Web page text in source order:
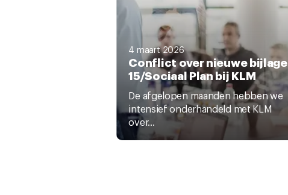
4 maart 2026
Conflict over nieuwe bijlage
15/Sociaal Plan bij KLM
De afgelopen maanden hebben we
intensief onderhandeld met KLM
over...